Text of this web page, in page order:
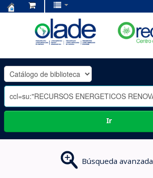
OLADE
-
Ir
Búsqueda avanzada